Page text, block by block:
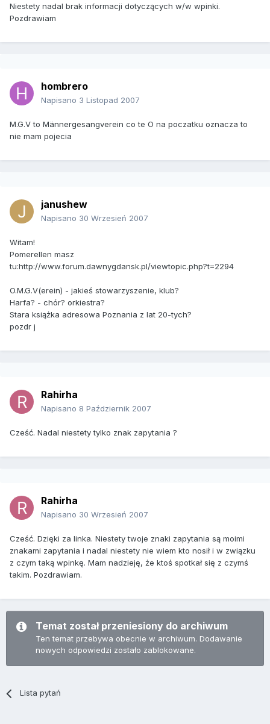
Niestety nadal brak informacji dotyczących w/w wpinki.
Pozdrawiam
hombrero
Napisano 3 Listopad 2007
M.G.V to Männergesangverein co te O na poczatku oznacza to
nie mam pojecia
janushew
Napisano 30 Wrzesień 2007
Witam!
Pomerellen masz
tu:http://www.forum.dawnygdansk.pl/viewtopic.php?t=2294
O.M.G.V(erein) - jakieś stowarzyszenie, klub?
Harfa? - chór? orkiestra?
Stara książka adresowa Poznania z lat 20-tych?
pozdr j
Rahirha
Napisano 8 Październik 2007
Cześć. Nadal niestety tylko znak zapytania ?
Rahirha
Napisano 30 Wrzesień 2007
Cześć. Dzięki za linka. Niestety twoje znaki zapytania są moimi
znakami zapytania i nadal niestety nie wiem kto nosił i w związku
z czym taką wpinkę. Mam nadzieję, że ktoś spotkał się z czymś
takim. Pozdrawiam.
Temat został przeniesiony do archiwum
Ten temat przebywa obecnie w archiwum. Dodawanie
nowych odpowiedzi zostało zablokowane.
Lista pytań